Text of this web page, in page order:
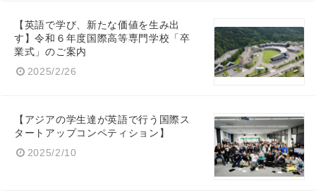
【英語で学び、新たな価値を生み出
す】令和６年度国際高等専門学校「卒
業式」のご案内
2025/2/26
【アジアの学生達が英語で行う国際ス
タートアップコンペティション】
2025/2/10